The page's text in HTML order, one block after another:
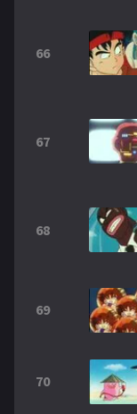
66
67
68
69
70